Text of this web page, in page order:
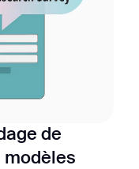
de
modèles